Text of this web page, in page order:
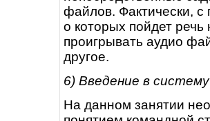
файлов. Фактически,
о которых пойдет
проигрывать аудио
другое.
6) Введение в
На данном занятии